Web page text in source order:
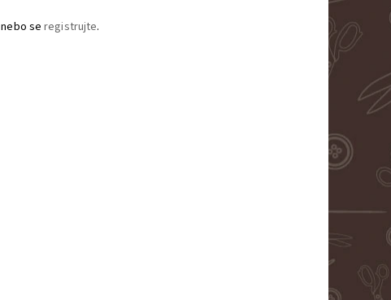
nebo seregistrujte.